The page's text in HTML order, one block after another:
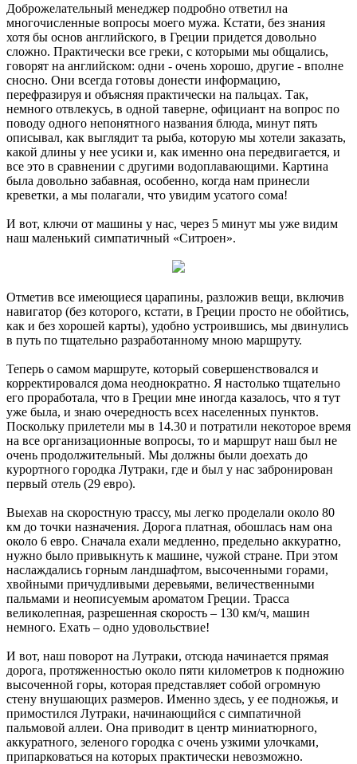
Доброжелательный менеджер подробно ответил на
многочисленные вопросы моего мужа. Кстати, без знания
хотя бы основ английского, в Греции придется довольно
сложно. Практически все греки, с которыми мы общались,
говорят на английском: одни - очень хорошо, другие - вполне
сносно. Они всегда готовы донести информацию,
перефразируя и объясняя практически на пальцах. Так,
немного отвлекусь, в одной таверне, официант на вопрос по
поводу одного непонятного названия блюда, минут пять
описывал, как выглядит та рыба, которую мы хотели заказать,
какой длины у нее усики и, как именно она передвигается, и
все это в сравнении с другими водоплавающими. Картина
была довольно забавная, особенно, когда нам принесли
креветки, а мы полагали, что увидим усатого сома!
И вот, ключи от машины у нас, через 5 минут мы уже видим
наш маленький симпатичный «Ситроен».
Отметив все имеющиеся царапины, разложив вещи, включив
навигатор (без которого, кстати, в Греции просто не обойтись,
как и без хорошей карты), удобно устроившись, мы двинулись
в путь по тщательно разработанному мною маршруту.
Теперь о самом маршруте, который совершенствовался и
корректировался дома неоднократно. Я настолько тщательно
его проработала, что в Греции мне иногда казалось, что я тут
уже была, и знаю очередность всех населенных пунктов.
Поскольку прилетели мы в 14.30 и потратили некоторое время
на все организационные вопросы, то и маршрут наш был не
очень продолжительный. Мы должны были доехать до
курортного городка Лутраки, где и был у нас забронирован
первый отель (29 евро).
Выехав на скоростную трассу, мы легко проделали около 80
км до точки назначения. Дорога платная, обошлась нам она
около 6 евро. Сначала ехали медленно, предельно аккуратно,
нужно было привыкнуть к машине, чужой стране. При этом
наслаждались горным ландшафтом, высоченными горами,
хвойными причудливыми деревьями, величественными
пальмами и неописуемым ароматом Греции. Трасса
великолепная, разрешенная скорость – 130 км/ч, машин
немного. Ехать – одно удовольствие!
И вот, наш поворот на Лутраки, отсюда начинается прямая
дорога, протяженностью около пяти километров к подножию
высоченной горы, которая представляет собой огромную
стену внушающих размеров. Именно здесь, у ее подножья, и
примостился Лутраки, начинающийся с симпатичной
пальмовой аллеи. Она приводит в центр миниатюрного,
аккуратного, зеленого городка с очень узкими улочками,
припарковаться на которых практически невозможно.